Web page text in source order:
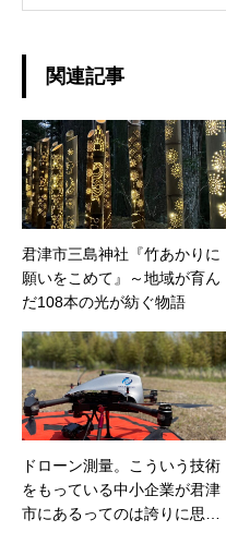
ネーター
通いとエ
関連記事
君津市三島神社『竹あかりに
願いをこめて』～地域が育ん
だ108本の光が紡ぐ物語
ドローン測量。こういう技術
をもっている中小企業が君津
市にあるってのは誇りに思い